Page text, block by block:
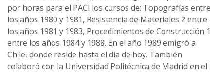
por horas para el PACI los cursos de: Topografías entre
los años 1980 y 1981, Resistencia de Materiales 2 entre
los años 1981 y 1983, Procedimientos de Construcción 1
entre los años 1984 y 1988. En el año 1989 emigró a
Chile, donde reside hasta el día de hoy. También
colaboró con la Universidad Politécnica de Madrid en el